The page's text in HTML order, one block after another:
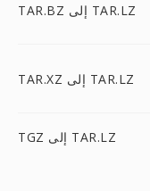
TAR.BZ إلى TAR.LZ
TAR.XZ إلى TAR.LZ
TGZ إلى TAR.LZ